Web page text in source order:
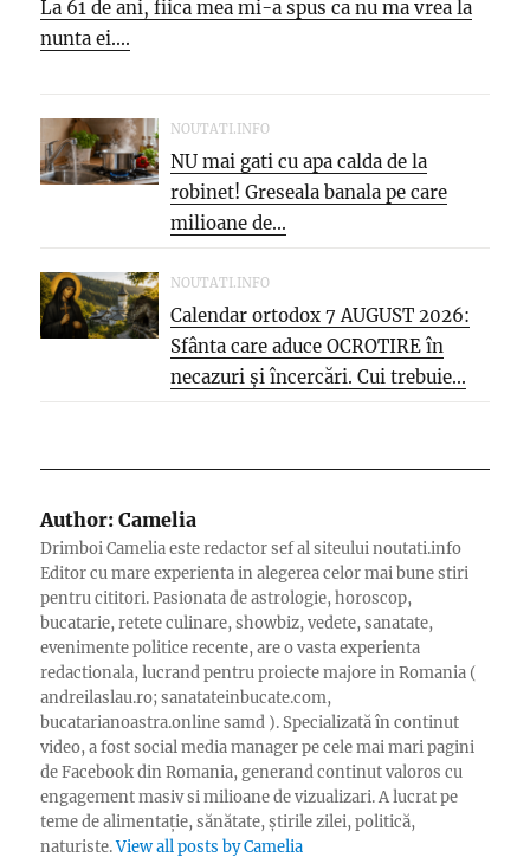
La 61 de ani, fiica mea mi-a spus ca nu ma vrea la
nunta ei....
NOUTATI.INFO
NU mai gati cu apa calda de la
robinet! Greseala banala pe care
milioane de...
NOUTATI.INFO
Calendar ortodox 7 AUGUST 2026:
Sfânta care aduce OCROTIRE în
necazuri și încercări. Cui trebuie...
Author: Camelia
Drimboi Camelia este redactor sef al siteului noutati.info
Editor cu mare experienta in alegerea celor mai bune stiri
pentru cititori. Pasionata de astrologie, horoscop,
bucatarie, retete culinare, showbiz, vedete, sanatate,
evenimente politice recente, are o vasta experienta
redactionala, lucrand pentru proiecte majore in Romania (
andreilaslau.ro; sanatateinbucate.com,
bucatarianoastra.online samd ). Specializată în continut
video, a fost social media manager pe cele mai mari pagini
de Facebook din Romania, generand continut valoros cu
engagement masiv si milioane de vizualizari. A lucrat pe
teme de alimentație, sănătate, știrile zilei, politică,
naturiste.View all posts by Camelia